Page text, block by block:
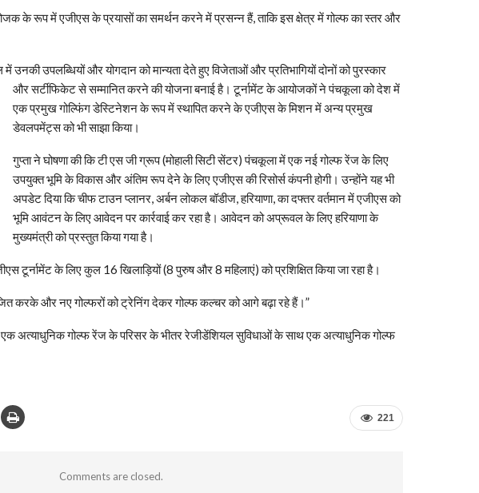
के रूप में एजीएस के प्रयासों का समर्थन करने में प्रसन्न हैं, ताकि इस क्षेत्र में गोल्फ का स्तर और
उनकी उपलब्धियों और योगदान को मान्यता देते हुए विजेताओं और प्रतिभागियों दोनों को पुरस्कार
और सर्टीफिकेट से सम्मानित करने की योजना बनाई है। टूर्नामेंट के आयोजकों ने पंचकूला को देश में
एक प्रमुख गोल्फिंग डेस्टिनेशन के रूप में स्थापित करने के एजीएस के मिशन में अन्य प्रमुख
डेवलपमेंट्स को भी साझा किया।
गुप्ता ने घोषणा की कि टी एस जी ग्रूप (मोहाली सिटी सेंटर) पंचकूला में एक नई गोल्फ रेंज के लिए
उपयुक्त भूमि के विकास और अंतिम रूप देने के लिए एजीएस की रिसोर्स कंपनी होगी। उन्होंने यह भी
अपडेट दिया कि चीफ टाउन प्लानर, अर्बन लोकल बॉडीज, हरियाणा, का दफ्तर वर्तमान में एजीएस को
भूमि आवंटन के लिए आवेदन पर कार्रवाई कर रहा है। आवेदन को अप्रूवल के लिए हरियाणा के
मुख्यमंत्री को प्रस्तुत किया गया है।
टूर्नामेंट के लिए कुल 16 खिलाड़ियों (8 पुरुष और 8 महिलाएं) को प्रशिक्षित किया जा रहा है।
करके और नए गोल्फरों को ट्रेनिंग देकर गोल्फ कल्चर को आगे बढ़ा रहे हैं।”
अत्याधुनिक गोल्फ रेंज के परिसर के भीतर रेजीडेंशियल सुविधाओं के साथ एक अत्याधुनिक गोल्फ
221
Comments are closed.